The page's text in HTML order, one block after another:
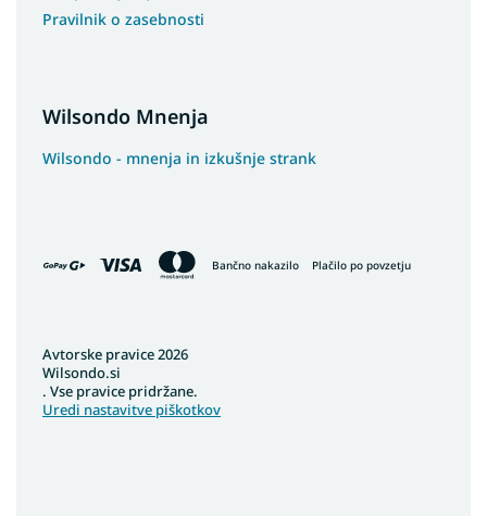
Preproge 250x350
Preproge 200X200
Preproge 133x195
Preproge 400x400
Pravilnik o zasebnosti
Wilsondo Mnenja
Wilsondo - mnenja in izkušnje strank
Bančno nakazilo Plačilo po povzetju
Avtorske pravice 2026
Wilsondo.si
. Vse pravice pridržane.
Uredi nastavitve piškotkov